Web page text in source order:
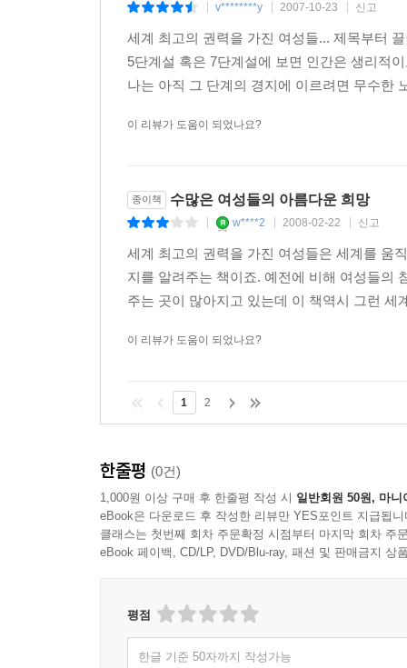
무거운 임무와 아직도 먼 길
TOP WOMEN
chapter9. 베스트 오브 베스트
‘철의 낭자’의 동화이야기
정계의 ‘다크호스’
유엔사무총장 후보
프라이베르가와 중국
TOP WOMEN
아일랜드 여성 대통령 메리 매컬리스
북아일랜드에서 배출한 첫 번째 대통령
‘난 일하는 엄마’
매컬리스와 중국
TOP WOMEN
가난한 가정환경에서 어렵게 공부한 인재
v********y 2007-10-23 신고
세계 최고의 권력을 가진 여성들... 제목부터
5단계설 혹은 7단계설에 보면 인간은 생리적
나는 아직 그 단계의 경지에 이르려면 무수한
이 리뷰가 도움이 되었나요?
종이책 수많은 여성들의 아름다운 희망
w****2 2008-02-22 신고
세계 최고의 권력을 가진 여성들은 세계를 움
지를 알려주는 책이죠. 예전에 비해 여성들의
주는 곳이 많아지고 있는데 이 책역시 그런
이 리뷰가 도움이 되었나요?
1 2
한줄평 (0건)
1,000원 이상 구매 후 한줄평 작성 시 일반회원 50원, 마니
eBook은 다운로드 후 작성한 리뷰만 YES포인트 지급됩니
클래스는 첫번째 회차 주문확정 시점부터 마지막 회차 주
eBook 페이백, CD/LP, DVD/Blu-ray, 패션 및 판매금지 상
평점
한글 기준 50자까지 작성가능